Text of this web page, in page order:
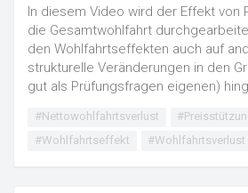
In diesem Video wird der Effekt von
die Gesamtwohlfahrt
den Wohlfahrtseffekten auch auf
strukturelle Veränderungen in den
gut als Prüfungsfragen eigenen)
#Nettowohlfahrtsverlust
#Wohlfahrtseffekt
#Wohlfahrtsverlust